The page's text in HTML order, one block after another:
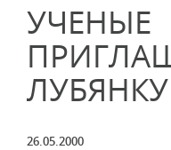
УЧЕНЫЕ
ЛУБЯНКУ
26.05.2000